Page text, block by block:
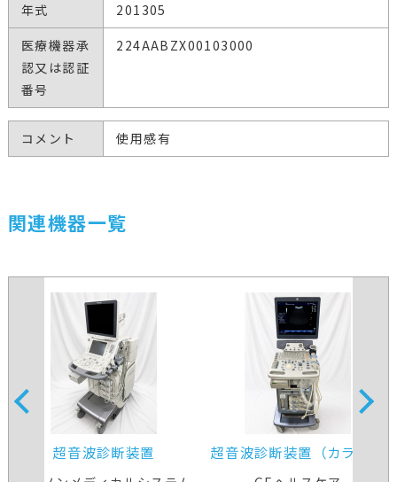
年式
201305
医療機器承
認又は認証
番号
224AABZX00103000
コメント 使用感有
関連機器一覧
超音波診断装置
超音波診断装置（カラード
プラ）